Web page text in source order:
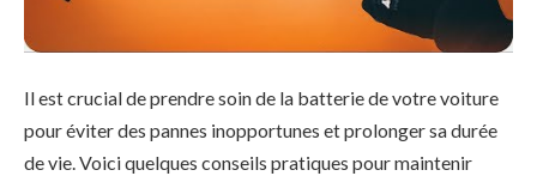
Il est crucial de prendre soin de la batterie de votre voiture
pour éviter des pannes inopportunes et prolonger sa durée
de vie. Voici quelques conseils pratiques pour maintenir